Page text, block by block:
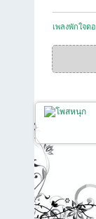
เพลงพักใจด